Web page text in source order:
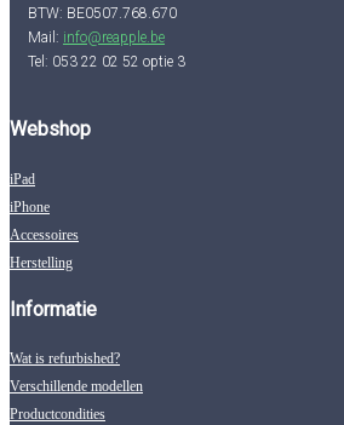
BTW: BE0507.768.670
Mail: info@reapple.be
Tel: 053 22 02 52 optie 3
Webshop
iPad
iPhone
Accessoires
Herstelling
Informatie
Wat is refurbished?
Verschillende modellen
Productcondities